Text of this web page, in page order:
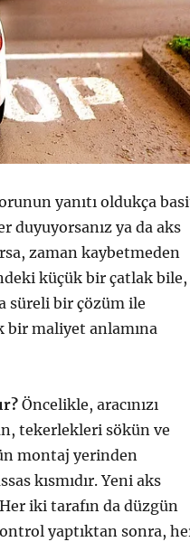
yanıtı oldukça
duyuyorsanız ya da aks
zaman kaybetmeden
küçük bir çatlak bile,
süreli bir çözüm ile
bir maliyet anlamına
Öncelikle, aracınızı
tekerlekleri sökün ve
montaj yerinden
kısmıdır. Yeni aks
iki tarafın da düzgün
yaptıktan sonra,